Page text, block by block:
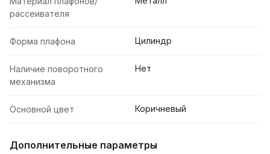
рассеивателя
Форма плафона Цилиндр
Наличие поворотного
механизма
Нет
Основной цвет Коричневый
Дополнительные параметры